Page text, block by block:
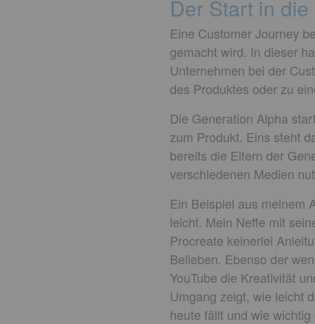
Der Start in
Eine Customer Journey
gemacht wird. In dieser
Unternehmen bei der
des Produktes oder zu
Die Generation Alpha
zum Produkt. Eins steht
bereits die Eltern der
verschiedenen Medien
Ein Beispiel aus meinem
leicht. Mein Neffe mit
Procreate keinerlei
Belieben. Ebenso der
YouTube die Kreativität
Umgang zeigt, wie leicht
heute fällt und wie